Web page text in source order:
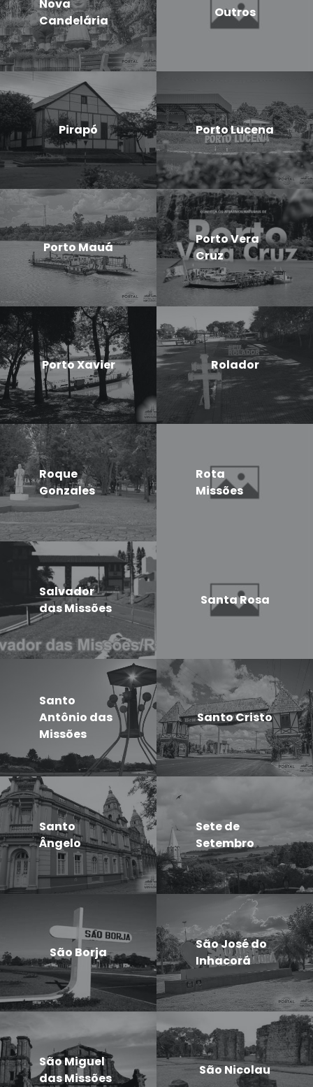
Nova
Candelária
Outros
Pirapó Porto Lucena
Porto Mauá
Porto Vera
Cruz
Porto Xavier Rolador
Roque
Gonzales
Rota
Missões
Salvador
das Missões
Santa Rosa
Santo
Antônio das
Missões
Santo Cristo
Santo
Ângelo
Sete de
Setembro
São Borja
São José do
Inhacorá
São Miguel
das Missões
São Nicolau